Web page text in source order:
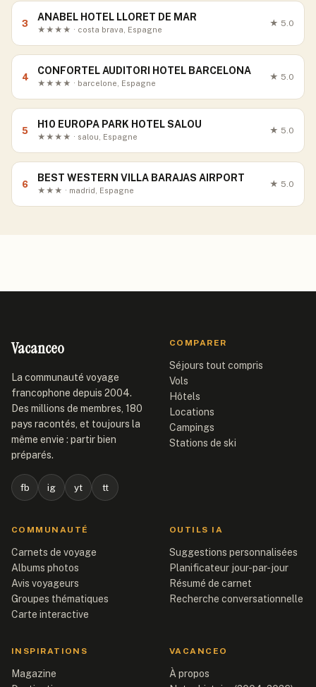
3
ANABEL HOTEL LLORET DE MAR
★★★★ · costa brava, Espagne
★ 5.0
4
CONFORTEL AUDITORI HOTEL BARCELONA
★★★★ · barcelone, Espagne
★ 5.0
5
H10 EUROPA PARK HOTEL SALOU
★★★★ · salou, Espagne
★ 5.0
6
BEST WESTERN VILLA BARAJAS AIRPORT
★★★ · madrid, Espagne
★ 5.0
Vacanceo
La communauté voyage
francophone depuis 2004.
Des millions de membres, 180
pays racontés, et toujours la
même envie : partir bien
préparés.
fb ig yt tt
COMPARER
Séjours tout compris
Vols
Hôtels
Locations
Campings
Stations de ski
COMMUNAUTÉ
Carnets de voyage
Albums photos
Avis voyageurs
Groupes thématiques
Carte interactive
OUTILS IA
Suggestions personnalisées
Planificateur jour-par-jour
Résumé de carnet
Recherche conversationnelle
INSPIRATIONS
Magazine
VACANCEO
À propos